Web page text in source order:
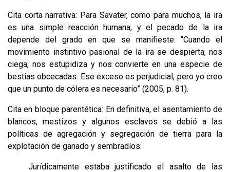
Cita corta narrativa: Para Savater, como para muchos, la ira
es una simple reacción humana, y el pecado de la ira
depende del grado en que se manifieste: “Cuando el
movimiento instintivo pasional de la ira se despierta, nos
ciega, nos estupidiza y nos convierte en una especie de
bestias obcecadas. Ese exceso es perjudicial, pero yo creo
que un punto de cólera es necesario” (2005, p. 81).
Cita en bloque parentética: En definitiva, el asentamiento de
blancos, mestizos y algunos esclavos se debió a las
políticas de agregación y segregación de tierra para la
explotación de ganado y sembradíos:
Jurídicamente estaba justificado el asalto de las